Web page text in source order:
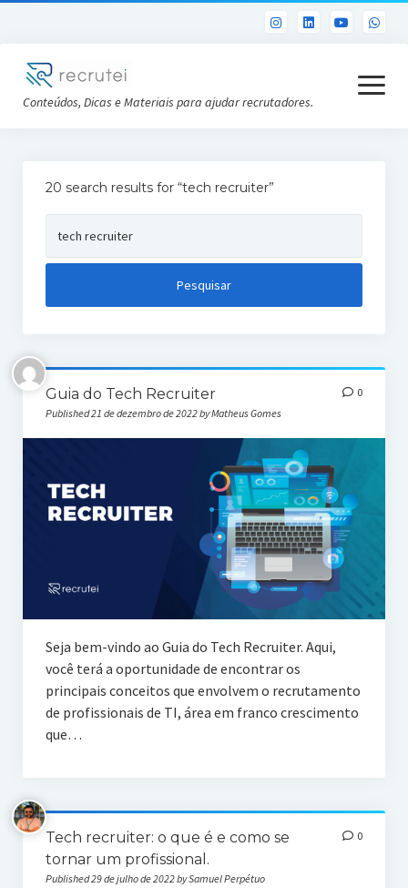
Conteúdos, Dicas e Materiais para ajudar recrutadores.
open
menu
Conheça a Recrutei
Cursos RH gratuitos
20 search results for “tech recruiter”
por:
Guia do Tech Recruiter
Published 21 de dezembro de 2022 by Matheus Gomes
0
Seja bem-vindo ao Guia do Tech Recruiter. Aqui,
você terá a oportunidade de encontrar os
principais conceitos que envolvem o recrutamento
de profissionais de TI, área em franco crescimento
que…
Tech recruiter: o que é e como se
tornar um profissional.
Published 29 de julho de 2022 by Samuel Perpétuo
0